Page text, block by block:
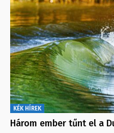
KÉK HÍREK
Három ember tűnt el a